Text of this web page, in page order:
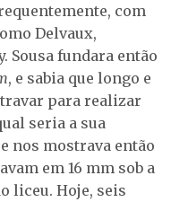
com
Delvaux,
Sousa fundara então
, e sabia que longo e
para realizar
seria a sua
nos mostrava então
em 16 mm sob a
liceu. Hoje, seis